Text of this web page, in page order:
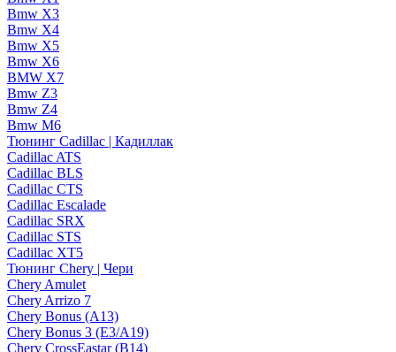
Bmw X3
Bmw X4
Bmw X5
Bmw X6
BMW X7
Bmw Z3
Bmw Z4
Bmw М6
Тюнинг Cadillac | Кадиллак
Cadillac ATS
Cadillac BLS
Cadillac CTS
Cadillac Escalade
Cadillac SRX
Cadillac STS
Cadillac XT5
Тюнинг Chery | Чери
Chery Amulet
Chery Arrizo 7
Chery Bonus (A13)
Chery Bonus 3 (E3/A19)
Chery CrossEastar (B14)